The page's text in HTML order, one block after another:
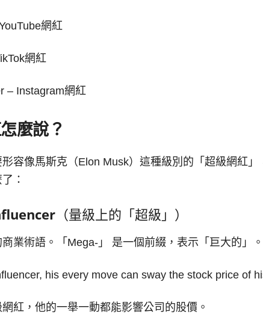
網紅
網紅
– Instagram網紅
麼說？
容像馬斯克（Elon Musk）這種級別的「超級網紅」
：
（量級上的「超級」）
業術語。「Mega-」 是一個前綴，表示「巨大的」。
his every move can sway the stock price of
紅，他的一舉一動都能影響公司的股價。